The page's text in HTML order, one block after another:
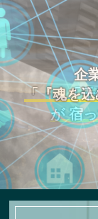
「
が 宿
企
「『魂を込
資
「『盤
「経営
笑顔でバ
株式会